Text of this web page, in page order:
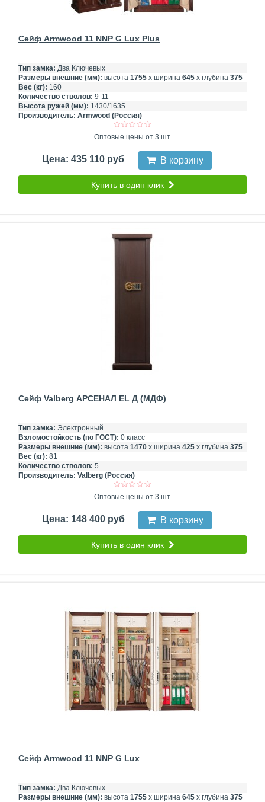
Сейф Armwood 11 NNP G Lux Plus
Тип замка: Два Ключевых
Размеры внешние (мм): высота 1755 х ширина 645 х глубина 375
Вес (кг): 160
Количество стволов: 9-11
Высота ружей (мм): 1430/1635
Производитель: Armwood (Россия)
Оптовые цены от 3 шт.
Цена: 435 110 руб В корзину
Купить в один клик
Сейф Valberg АРСЕНАЛ EL Д (МДФ)
Тип замка: Электронный
Взломостойкость (по ГОСТ): 0 класс
Размеры внешние (мм): высота 1470 х ширина 425 х глубина 375
Вес (кг): 81
Количество стволов: 5
Производитель: Valberg (Россия)
Оптовые цены от 3 шт.
Цена: 148 400 руб В корзину
Купить в один клик
Сейф Armwood 11 NNP G Lux
Тип замка: Два Ключевых
Размеры внешние (мм): высота 1755 х ширина 645 х глубина 375